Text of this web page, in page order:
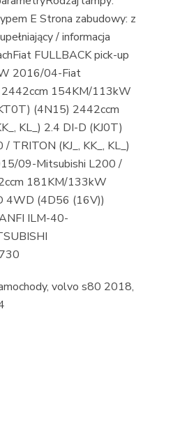
E Strona zabudowy: z
/ informacja
FULLBACK pick-up
2016/04-Fiat
154KM/113kW
(4N15) 2442ccm
KL_) 2.4 DI-D (KJ0T)
(KJ_, KK_, KL_)
09-Mitsubishi L200 /
181KM/133kW
4WD (4D56 (16V))
ILM-40-
volvo s80 2018,